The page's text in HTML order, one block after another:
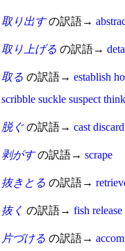
取り出すの訳語→
取り上げる の訳語→
取る の訳語→ establish
scribble suckle suspect think
脱ぐの訳語→ cast discard
剥がすの訳語→ scrape
抜きとる の訳語→
抜く の訳語→ fish release
片づける の訳語→